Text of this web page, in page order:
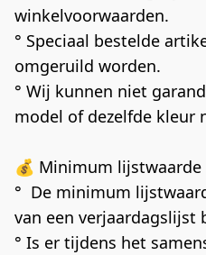
winkelvoorwaarden.
° Speciaal bestelde
omgeruild worden.
° Wij kunnen niet
model of dezelfde kleur
💰 Minimum lijstwaarde
°  De minimum
van een verjaardagslijst
° Is er tijdens het